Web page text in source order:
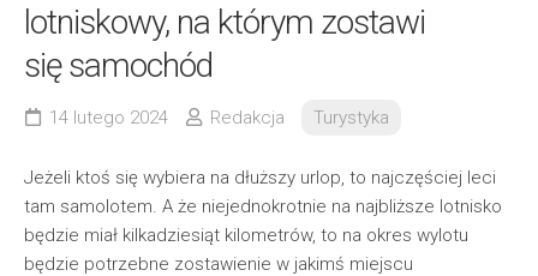
lotniskowy, na którym zostawi
się samochód
14 lutego 2024 Redakcja Turystyka
Jeżeli ktoś się wybiera na dłuższy urlop, to najczęściej leci
tam samolotem. A że niejednokrotnie na najbliższe lotnisko
będzie miał kilkadziesiąt kilometrów, to na okres wylotu
będzie potrzebne zostawienie w jakimś miejscu